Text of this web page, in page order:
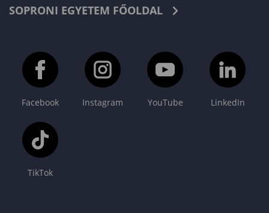
SOPRONI EGYETEM FŐOLDAL
Facebook Instagram YouTube LinkedIn
TikTok